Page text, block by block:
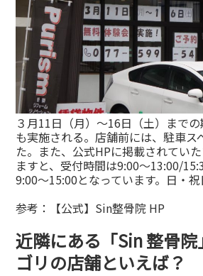
３月11日（月）〜16日（土）まで
も実施される。店舗前には、駐車ス
た。また、公式HPに掲載されてい
ますと、受付時間は9:00〜13:00/
9:00〜15:00となっています。日・祝
参考：
【公式】Sin整骨院 HP
近隣にある「Sin 整骨
ゴリの店舗といえば？